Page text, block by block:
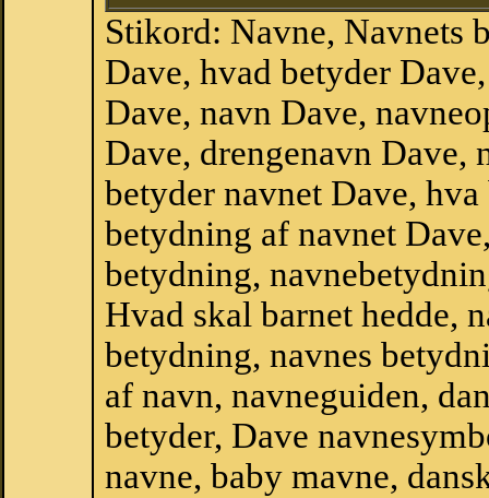
Stikord: Navne, Navnets
Dave, hvad betyder
Dave, navn Dave,
Dave, drengenavn Dave,
betyder navnet Dave,
betydning af navnet
betydning,
Hvad skal barnet hedde,
betydning, navnes
af navn, navneguiden,
betyder, Dave
navne, baby mavne,